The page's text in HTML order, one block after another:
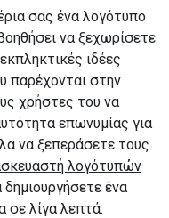
σας ένα λογότυπο
να ξεχωρίσετε
ιδέες
παρέχονται στην
χρήστες του να
επωνυμίας για
να ξεπεράσετε τους
λογότυπών
ένα
σε λίγα λεπτά.